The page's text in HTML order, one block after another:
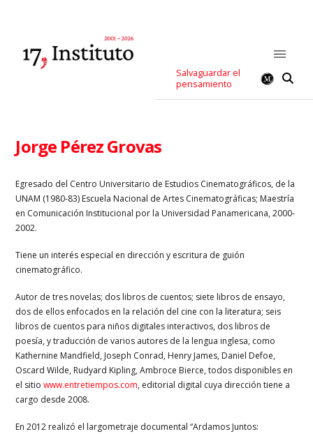
Salvaguardar el
pensamiento
Jorge Pérez Grovas
Egresado del Centro Universitario de Estudios Cinematográficos, de la
UNAM (1980-83) Escuela Nacional de Artes Cinematográficas; Maestría
en Comunicación Institucional por la Universidad Panamericana, 2000-
2002.
Tiene un interés especial en dirección y escritura de guión
cinematográfico.
Autor de tres novelas; dos libros de cuentos; siete libros de ensayo,
dos de ellos enfocados en la relación del cine con la literatura; seis
libros de cuentos para niños digitales interactivos, dos libros de
poesía, y traducción de varios autores de la lengua inglesa, como
Kathernine Mandfield, Joseph Conrad, Henry James, Daniel Defoe,
Oscard Wilde, Rudyard Kipling, Ambroce Bierce, todos disponibles en
el sitio www.entretiempos.com, editorial digital cuya dirección tiene a
cargo desde 2008.
En 2012 realizó el largometraje documental “Ardamos Juntos: